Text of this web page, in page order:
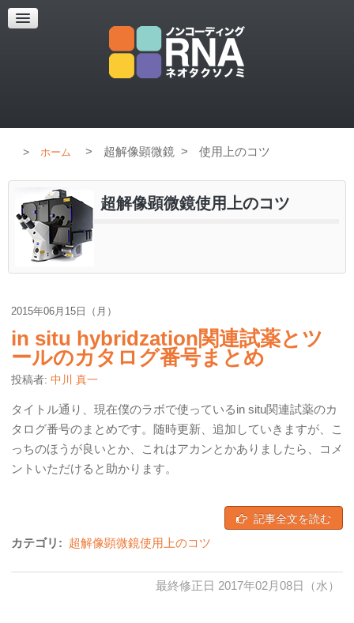
超解像顕微鏡
超解像顕微鏡の紹介
ホーム > 超解像顕微鏡 > 使用上のコツ
超解像顕微鏡使用上のコツ
2015年06月15日（月）
in situ hybridzation関連試薬とツ
ールのカタログ番号まとめ
投稿者: 中川 真一
タイトル通り、現在僕のラボで使っているin situ関連試薬のカ
タログ番号のまとめです。随時更新、追加していきますが、こ
っちのほうが良いとか、これはアカンとかありましたら、コメ
ントいただけると助かります。
記事全文を読む
カテゴリ: 超解像顕微鏡使用上のコツ
最終修正日 2017年02月08日（水）